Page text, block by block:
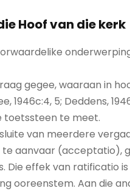
Hoof van die kerk
gegee, waaraan in
1946c:4, 5; Deddens,
toetssteen te meet.
van meerdere
aanvaar (acceptatio),
Die effek van ratificatio
ooreenstem. Aan die